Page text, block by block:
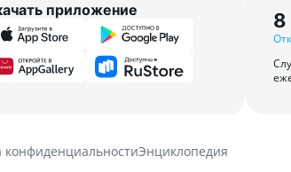
приложение 8
конфиденциальностиЭнциклопедия